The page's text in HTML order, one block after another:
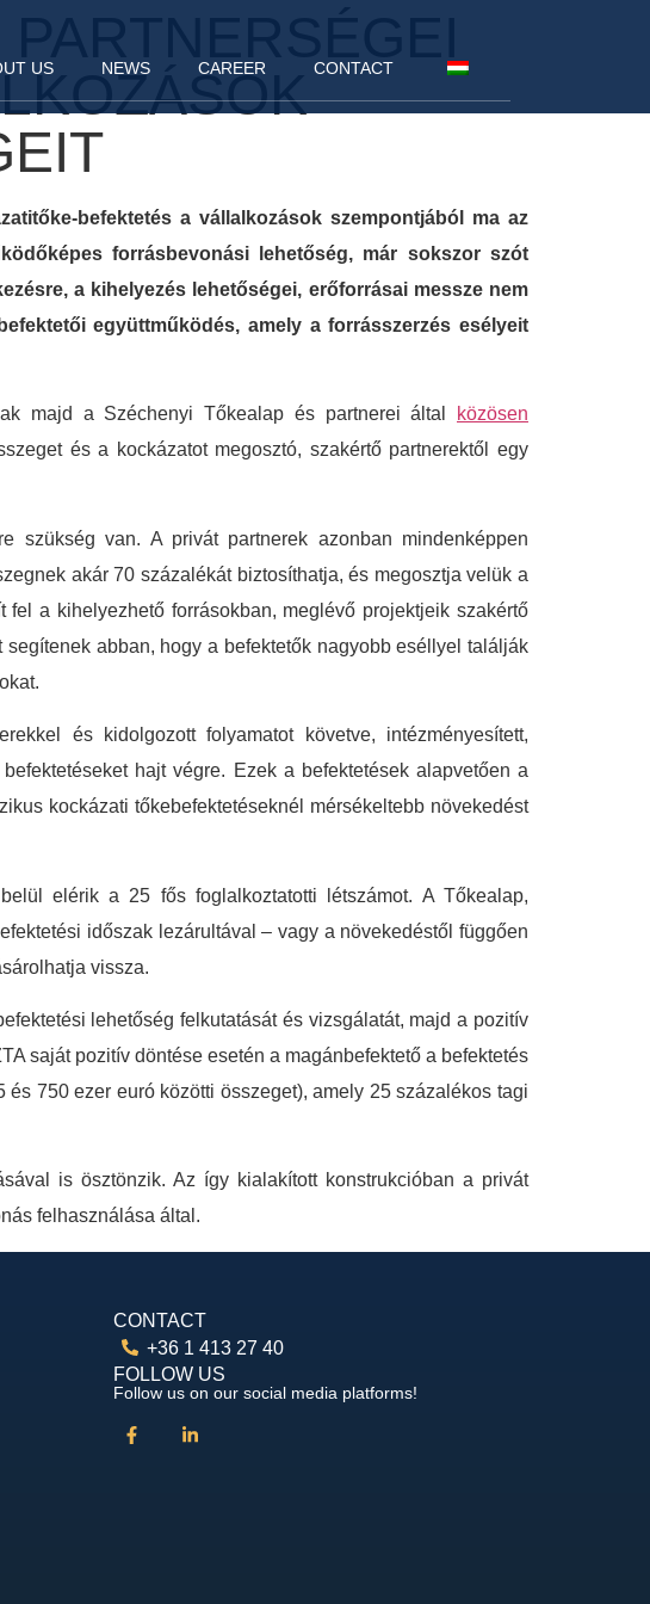
US NEWS CAREER CONTACT
befektetés a vállalkozások szempontjából ma az
forrásbevonási lehetőség, már sokszor szót
a kihelyezés lehetőségei, erőforrásai messze nem
együttműködés, amely a forrásszerzés esélyeit
majd a Széchenyi Tőkealap és partnerei által
közösen
és a kockázatot megosztó, szakértő partnerektől egy
szükség van. A privát partnerek azonban mindenképpen
akár 70 százalékát biztosíthatja, és megosztja velük a
a kihelyezhető forrásokban, meglévő projektjeik szakértő
abban, hogy a befektetők nagyobb eséllyel találják
és kidolgozott folyamatot követve, intézményesített,
hajt végre. Ezek a befektetések alapvetően a
kockázati tőkebefektetéseknél mérsékeltebb növekedést
elérik a 25 fős foglalkoztatotti létszámot. A Tőkealap,
időszak lezárultával – vagy a növekedéstől függően
vissza.
lehetőség felkutatását és vizsgálatát, majd a pozitív
saját pozitív döntése esetén a magánbefektető a befektetés
750 ezer euró közötti összeget), amely 25 százalékos tagi
is ösztönzik. Az így kialakított konstrukcióban a privát
felhasználása által.
CONTACT
+36 1 413 27 40
FOLLOW US
Follow us on our social media platforms!